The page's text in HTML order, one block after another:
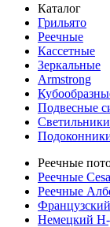
Каталог
Грильято
Реечные
Кассетные
Зеркальные
Armstrong
Подвесные
Светильники
Реечные
Реечные
Реечные
Немецкий H-